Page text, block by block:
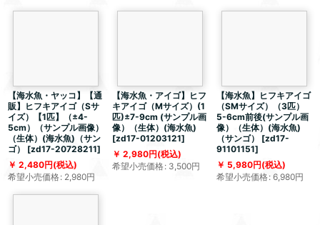
【海水魚・ヤッコ】【通
販】ヒフキアイゴ（Sサ
イズ）【1匹】（±4-
5cm）（サンプル画像）
（生体）(海水魚)（サン
ゴ）
[zd17-20728211]
2,480円(税込)
希望小売価格: 2,980円
【海水魚・アイゴ】ヒフ
キアイゴ（Mサイズ）(1
匹)±7-9cm (サンプル画
像）（生体）(海水魚)
[zd17-01203121]
2,980円(税込)
希望小売価格: 3,500円
【海水魚】ヒフキアイゴ
（SMサイズ）（3匹）
5-6cm前後(サンプル画
像）（生体）(海水魚)
（サンゴ）
[zd17-
91101151]
5,980円(税込)
希望小売価格: 6,980円